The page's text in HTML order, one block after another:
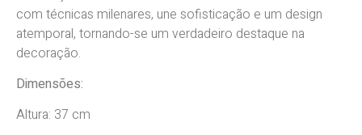
com técnicas milenares, une sofisticação e um design
atemporal, tornando-se um verdadeiro destaque na
decoração.
Dimensões:
Altura: 37 cm